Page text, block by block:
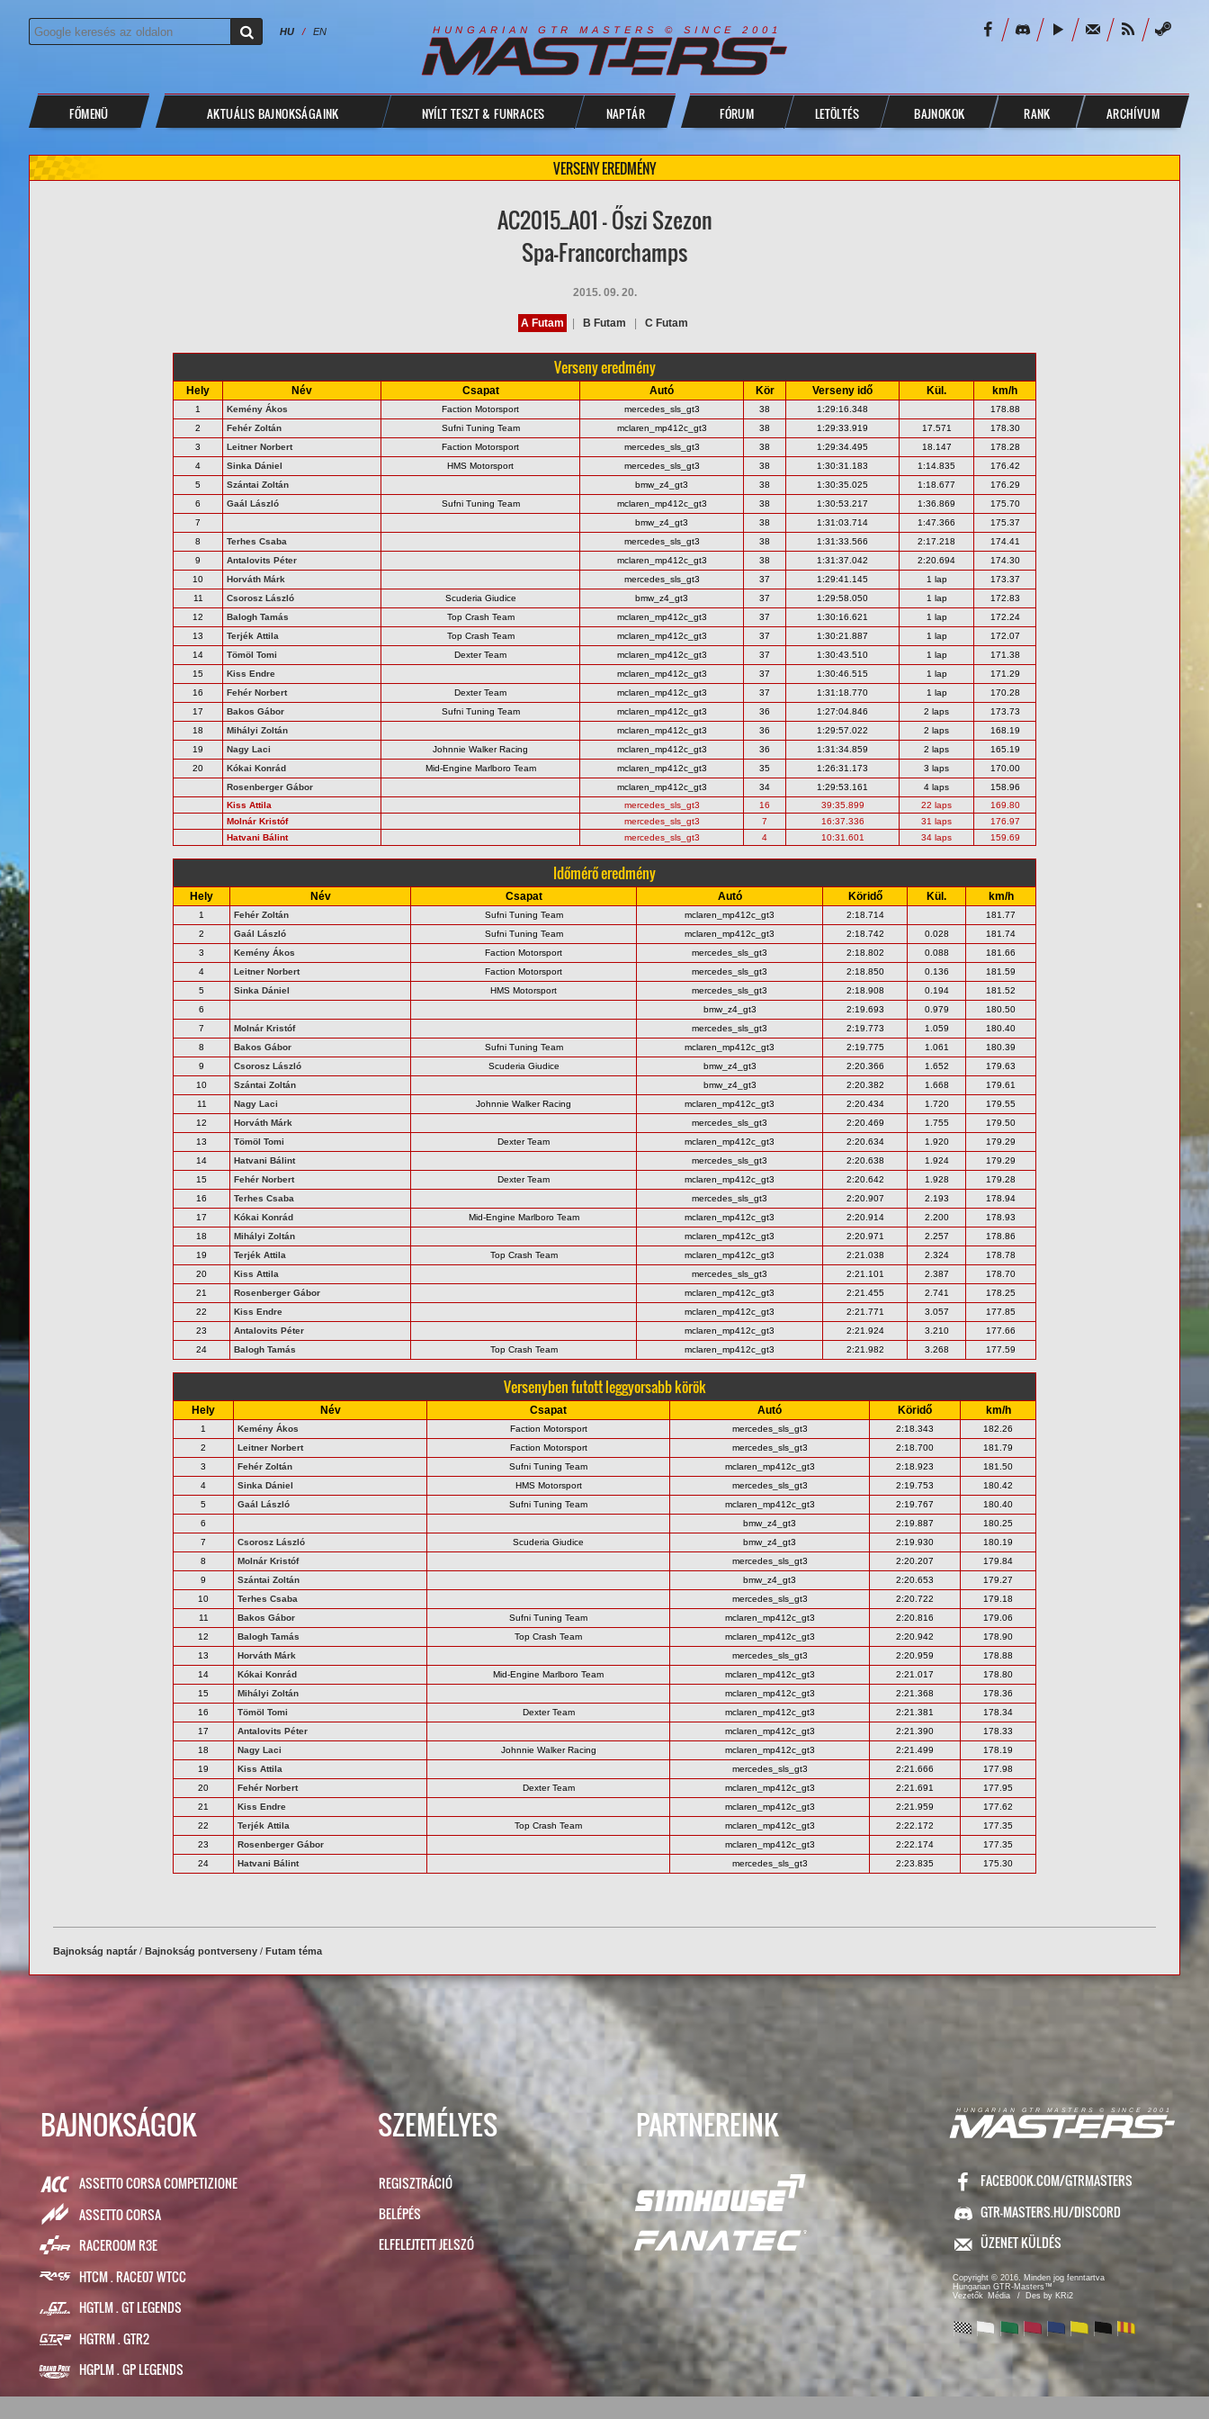
HU / EN H U N G A R I A N G T R M A S T E R S © S I N C E 2 0 0 1
FŐMENÜ AKTUÁLIS BAJNOKSÁGAINK NYÍLT TESZT & FUNRACES NAPTÁR FÓRUM LETÖLTÉS BAJNOKOK RANK ARCHÍVUM
VERSENY EREDMÉNY
AC2015_A01 - Őszi Szezon
Spa-Francorchamps
2015. 09. 20.
A Futam B Futam C Futam
Verseny eredmény
Hely Név Csapat Autó Kör Verseny idő Kül. km/h
1 Kemény Ákos Faction Motorsport mercedes_sls_gt3 38 1:29:16.348
178.88
2
Fehér Zoltán Sufni Tuning Team mclaren_mp412c_gt3 38 1:29:33.919 17.571
178.30
3
Leitner Norbert Faction Motorsport mercedes_sls_gt3 38 1:29:34.495 18.147
178.28
4
Sinka Dániel HMS Motorsport mercedes_sls_gt3 38 1:30:31.183 1:14.835
176.42
5
Szántai Zoltán bmw_z4_gt3 38 1:30:35.025 1:18.677
176.29
6
Gaál László Sufni Tuning Team mclaren_mp412c_gt3 38 1:30:53.217 1:36.869
175.70
7
bmw_z4_gt3 38 1:31:03.714 1:47.366
175.37
8
Terhes Csaba mercedes_sls_gt3 38 1:31:33.566 2:17.218
174.41
9
Antalovits Péter mclaren_mp412c_gt3 38 1:31:37.042 2:20.694
174.30
10
Horváth Márk mercedes_sls_gt3 37 1:29:41.145 1 lap
173.37
11
Csorosz László Scuderia Giudice bmw_z4_gt3 37 1:29:58.050 1 lap
172.83
12
Balogh Tamás Top Crash Team mclaren_mp412c_gt3 37 1:30:16.621 1 lap
172.24
13
Terjék Attila Top Crash Team mclaren_mp412c_gt3 37 1:30:21.887 1 lap
172.07
14
Tömöl Tomi Dexter Team mclaren_mp412c_gt3 37 1:30:43.510 1 lap
171.38
15
Kiss Endre mclaren_mp412c_gt3 37 1:30:46.515 1 lap
171.29
16
Fehér Norbert Dexter Team mclaren_mp412c_gt3 37 1:31:18.770 1 lap
170.28
17
Bakos Gábor Sufni Tuning Team mclaren_mp412c_gt3 36 1:27:04.846 2 laps
173.73
18
Mihályi Zoltán mclaren_mp412c_gt3 36 1:29:57.022 2 laps
168.19
19
Nagy Laci Johnnie Walker Racing mclaren_mp412c_gt3 36 1:31:34.859 2 laps
165.19
20
Kókai Konrád Mid-Engine Marlboro Team mclaren_mp412c_gt3 35 1:26:31.173 3 laps
170.00
Rosenberger Gábor
mclaren_mp412c_gt3 34 1:29:53.161 4 laps
158.96
Kiss Attila
mercedes_sls_gt3 16 39:35.899 22 laps
169.80
Molnár Kristóf
mercedes_sls_gt3 7 16:37.336 31 laps
176.97
Hatvani Bálint
mercedes_sls_gt3 4 10:31.601 34 laps 159.69
Időmérő eredmény
Hely Név Csapat Autó Köridő Kül. km/h
1 Fehér Zoltán Sufni Tuning Team mclaren_mp412c_gt3 2:18.714
181.77
2
Gaál László Sufni Tuning Team mclaren_mp412c_gt3 2:18.742 0.028
181.74
3
Kemény Ákos Faction Motorsport mercedes_sls_gt3 2:18.802 0.088
181.66
4
Leitner Norbert Faction Motorsport mercedes_sls_gt3 2:18.850 0.136
181.59
5
Sinka Dániel HMS Motorsport mercedes_sls_gt3 2:18.908 0.194
181.52
6
bmw_z4_gt3 2:19.693 0.979
180.50
7
Molnár Kristóf mercedes_sls_gt3 2:19.773 1.059
180.40
8
Bakos Gábor Sufni Tuning Team mclaren_mp412c_gt3 2:19.775 1.061
180.39
9
Csorosz László Scuderia Giudice bmw_z4_gt3 2:20.366 1.652
179.63
10
Szántai Zoltán bmw_z4_gt3 2:20.382 1.668
179.61
11
Nagy Laci Johnnie Walker Racing mclaren_mp412c_gt3 2:20.434 1.720
179.55
12
Horváth Márk mercedes_sls_gt3 2:20.469 1.755
179.50
13
Tömöl Tomi Dexter Team mclaren_mp412c_gt3 2:20.634 1.920
179.29
14
Hatvani Bálint mercedes_sls_gt3 2:20.638 1.924
179.29
15
Fehér Norbert Dexter Team mclaren_mp412c_gt3 2:20.642 1.928
179.28
16
Terhes Csaba mercedes_sls_gt3 2:20.907 2.193
178.94
17
Kókai Konrád Mid-Engine Marlboro Team mclaren_mp412c_gt3 2:20.914 2.200
178.93
18
Mihályi Zoltán mclaren_mp412c_gt3 2:20.971 2.257
178.86
19
Terjék Attila Top Crash Team mclaren_mp412c_gt3 2:21.038 2.324
178.78
20
Kiss Attila mercedes_sls_gt3 2:21.101 2.387
178.70
21
Rosenberger Gábor mclaren_mp412c_gt3 2:21.455 2.741
178.25
22
Kiss Endre mclaren_mp412c_gt3 2:21.771 3.057
177.85
23
Antalovits Péter mclaren_mp412c_gt3 2:21.924 3.210
177.66
24
Balogh Tamás Top Crash Team mclaren_mp412c_gt3 2:21.982 3.268 177.59
Versenyben futott leggyorsabb körök
Hely Név Csapat Autó Köridő km/h
1 Kemény Ákos Faction Motorsport mercedes_sls_gt3 2:18.343
182.26
2
Leitner Norbert Faction Motorsport mercedes_sls_gt3 2:18.700
181.79
3
Fehér Zoltán Sufni Tuning Team mclaren_mp412c_gt3 2:18.923
181.50
4
Sinka Dániel HMS Motorsport mercedes_sls_gt3 2:19.753
180.42
5
Gaál László Sufni Tuning Team mclaren_mp412c_gt3 2:19.767
180.40
6
bmw_z4_gt3 2:19.887
180.25
7
Csorosz László Scuderia Giudice bmw_z4_gt3 2:19.930
180.19
8
Molnár Kristóf mercedes_sls_gt3 2:20.207
179.84
9
Szántai Zoltán bmw_z4_gt3 2:20.653
179.27
10
Terhes Csaba mercedes_sls_gt3 2:20.722
179.18
11
Bakos Gábor Sufni Tuning Team mclaren_mp412c_gt3 2:20.816
179.06
12
Balogh Tamás Top Crash Team mclaren_mp412c_gt3 2:20.942
178.90
13
Horváth Márk mercedes_sls_gt3 2:20.959
178.88
14
Kókai Konrád Mid-Engine Marlboro Team mclaren_mp412c_gt3 2:21.017
178.80
15
Mihályi Zoltán mclaren_mp412c_gt3 2:21.368
178.36
16
Tömöl Tomi Dexter Team mclaren_mp412c_gt3 2:21.381
178.34
17
Antalovits Péter mclaren_mp412c_gt3 2:21.390
178.33
18
Nagy Laci Johnnie Walker Racing mclaren_mp412c_gt3 2:21.499
178.19
19
Kiss Attila mercedes_sls_gt3 2:21.666
177.98
20
Fehér Norbert Dexter Team mclaren_mp412c_gt3 2:21.691
177.95
21
Kiss Endre mclaren_mp412c_gt3 2:21.959
177.62
22
Terjék Attila Top Crash Team mclaren_mp412c_gt3 2:22.172
177.35
23
Rosenberger Gábor mclaren_mp412c_gt3 2:22.174
177.35
24
Hatvani Bálint mercedes_sls_gt3 2:23.835 175.30
Bajnokság naptár/ Bajnokság pontverseny/ Futam téma
BAJNOKSÁGOK
ASSETTO CORSA COMPETIZIONE
ASSETTO CORSA
RACEROOM R3E
HTCM . RACE07 WTCC
HGTLM . GT LEGENDS
HGTRM . GTR2
HGPLM . GP LEGENDS
SZEMÉLYES
REGISZTRÁCIÓ
BELÉPÉS
ELFELEJTETT JELSZÓ
PARTNEREINK H U N G A R I A N G T R M A S T E R S © S I N C E 2 0 0 1
FACEBOOK.COM/GTRMASTERS
GTR-MASTERS.HU/DISCORD
ÜZENET KÜLDÉS
Copyright © 2016. Minden jog fenntartva
Hungarian GTR-Masters™
Vezetők
Média / Des by KRi2